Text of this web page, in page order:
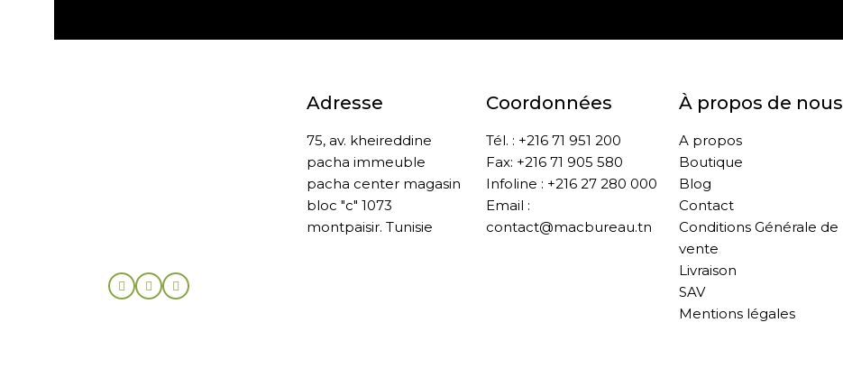
Adresse
75, av. kheireddine
pacha immeuble
pacha center magasin
bloc "c" 1073
montpaisir. Tunisie
Coordonnées
Tél. : +216 71 951 200
Fax: +216 71 905 580
Infoline : +216 27 280 000
Email :
contact@macbureau.tn
À propos de nous
A propos
Boutique
Blog
Contact
Conditions Générale de
vente
Livraison
SAV
Mentions légales